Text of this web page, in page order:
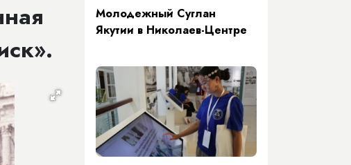
Молодежный Суглан
Якутии в Николаев-Центре